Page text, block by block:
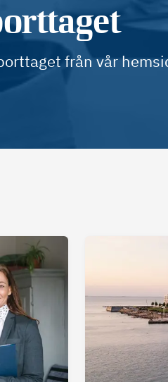
från vår